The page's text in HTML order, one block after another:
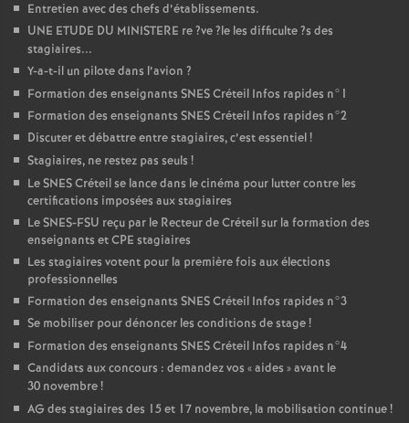
Entretien avec des chefs d’établissements.
UNE ETUDE DU MINISTERE re?ve?le les difficulte?s des
stagiaires...
Y-a-t-il un pilote dans l’avion ?
Formation des enseignants SNESCréteil Infos rapides n°1
Formation des enseignants SNESCréteil Infos rapides n°2
Discuter et débattre entre stagiaires, c’est essentiel!
Stagiaires, ne restez pas seuls !
LeSNESCréteil se lance dans le cinéma pour lutter contre les
certifications imposées aux stagiaires
LeSNES-FSU reçu par le Recteur de Créteil sur la formation des
enseignants etCPE stagiaires
Les stagiaires votent pour la première fois aux élections
professionnelles
Formation des enseignants SNESCréteil Infos rapides n°3
Se mobiliser pour dénoncer les conditions de stage!
Formation des enseignants SNESCréteil Infos rapides n°4
Candidats aux concours : demandez vos «aides » avant le
30 novembre!
AG des stagiaires des 15 et 17 novembre, la mobilisation continue!